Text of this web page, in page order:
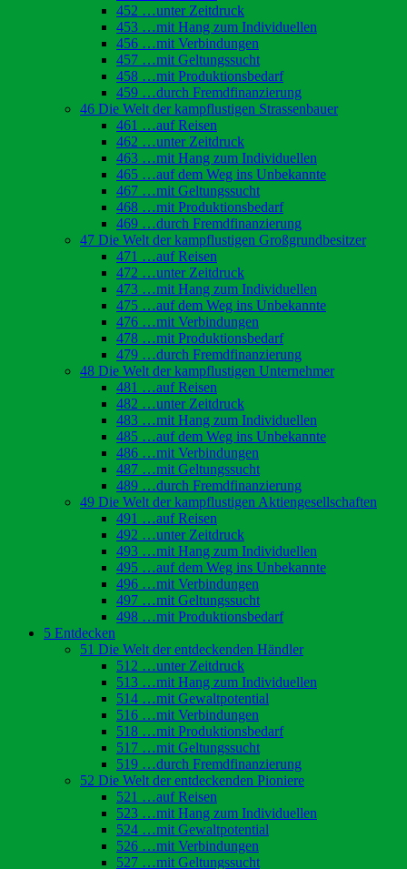
452 …unter Zeitdruck
453 …mit Hang zum Individuellen
456 …mit Verbindungen
457 …mit Geltungssucht
458 …mit Produktionsbedarf
459 …durch Fremdfinanzierung
46 Die Welt der kampflustigen Strassenbauer
461 …auf Reisen
462 …unter Zeitdruck
463 …mit Hang zum Individuellen
465 …auf dem Weg ins Unbekannte
467 …mit Geltungssucht
468 …mit Produktionsbedarf
469 …durch Fremdfinanzierung
47 Die Welt der kampflustigen Großgrundbesitzer
471 …auf Reisen
472 …unter Zeitdruck
473 …mit Hang zum Individuellen
475 …auf dem Weg ins Unbekannte
476 …mit Verbindungen
478 …mit Produktionsbedarf
479 …durch Fremdfinanzierung
48 Die Welt der kampflustigen Unternehmer
481 …auf Reisen
482 …unter Zeitdruck
483 …mit Hang zum Individuellen
485 …auf dem Weg ins Unbekannte
486 …mit Verbindungen
487 …mit Geltungssucht
489 …durch Fremdfinanzierung
49 Die Welt der kampflustigen Aktiengesellschaften
491 …auf Reisen
492 …unter Zeitdruck
493 …mit Hang zum Individuellen
495 …auf dem Weg ins Unbekannte
496 …mit Verbindungen
497 …mit Geltungssucht
498 …mit Produktionsbedarf
5 Entdecken
51 Die Welt der entdeckenden Händler
512 …unter Zeitdruck
513 …mit Hang zum Individuellen
514 …mit Gewaltpotential
516 …mit Verbindungen
518 …mit Produktionsbedarf
517 …mit Geltungssucht
519 …durch Fremdfinanzierung
52 Die Welt der entdeckenden Pioniere
521 …auf Reisen
523 …mit Hang zum Individuellen
524 …mit Gewaltpotential
526 …mit Verbindungen
527 …mit Geltungssucht